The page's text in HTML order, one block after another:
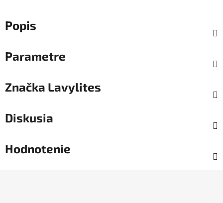
Popis
Parametre
Značka Lavylites
Diskusia
Hodnotenie